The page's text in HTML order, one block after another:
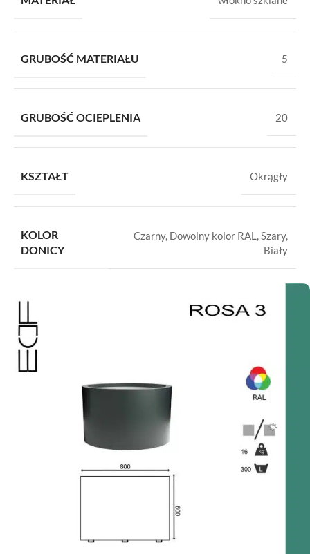
GRUBOŚĆ MATERIAŁU 5
GRUBOŚĆ OCIEPLENIA 20
KSZTAŁT Okrągły
KOLOR
DONICY
Czarny, Dowolny kolor RAL Szary,
Biały